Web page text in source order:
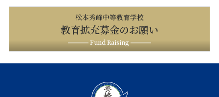
松本秀峰中等教育学校
教育拡充募金のお願い
Fund Raising